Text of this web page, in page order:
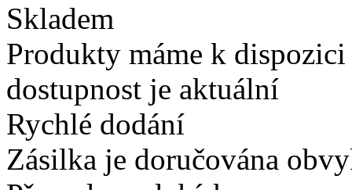
Skladem
Produkty máme k
dostupnost je aktuální
Rychlé dodání
Zásilka je doručována